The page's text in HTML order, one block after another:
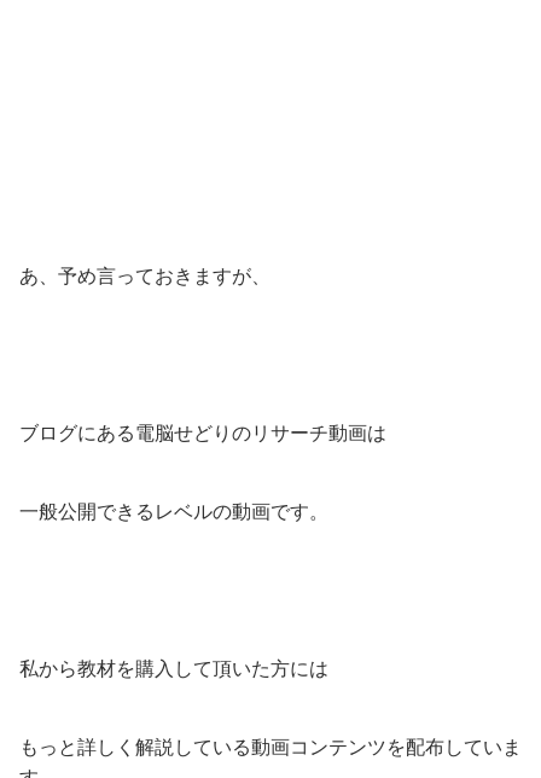
あ、予め言っておきますが、
ブログにある電脳せどりのリサーチ動画は
一般公開できるレベルの動画です。
私から教材を購入して頂いた方には
もっと詳しく解説している動画コンテンツを配布していま